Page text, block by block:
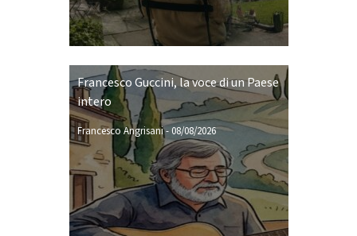
Francesco Guccini, la voce di un Paese
intero
Francesco Angrisani-08/08/2026